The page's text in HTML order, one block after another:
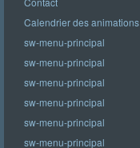
Calendrier des animations
sw-menu-principal
sw-menu-principal
sw-menu-principal
sw-menu-principal
sw-menu-principal
sw-menu-principal